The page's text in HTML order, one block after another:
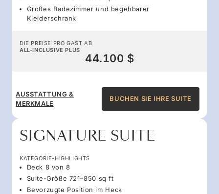
Großes Badezimmer und begehbarer
Kleiderschrank
DIE PREISE PRO GAST AB
ALL-INCLUSIVE PLUS
44.100 $
AUSSTATTUNG &
MERKMALE
BUCHEN SIE IHRE SUITE
SIGNATURE SUITE
KATEGORIE-HIGHLIGHTS
Deck 8 von 8
Suite-Größe 721–850 sq ft
Bevorzugte Position im Heck